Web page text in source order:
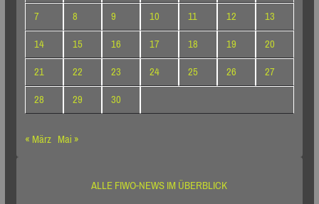
7
8 9 10 11 12
13
14
15 16 17 18 19
20
21
22 23 24 25 26
27
28
29
30
« März Mai »
ALLE FIWO-NEWS IM ÜBERBLICK